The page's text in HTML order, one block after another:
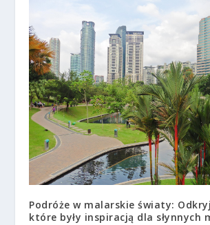
Podróże w malarskie światy:
które były inspiracją dla słynnych